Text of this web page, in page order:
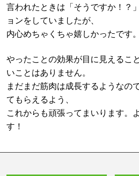
言われたときは「そうですか！？
ョンをしていましたが、
内心めちゃくちゃ嬉しかったです。
やったことの効果が目に見えるこ
いことはありません。
まだまだ筋肉は成長するようなの
てもらえるよう、
これからも頑張ってまいります。
す！